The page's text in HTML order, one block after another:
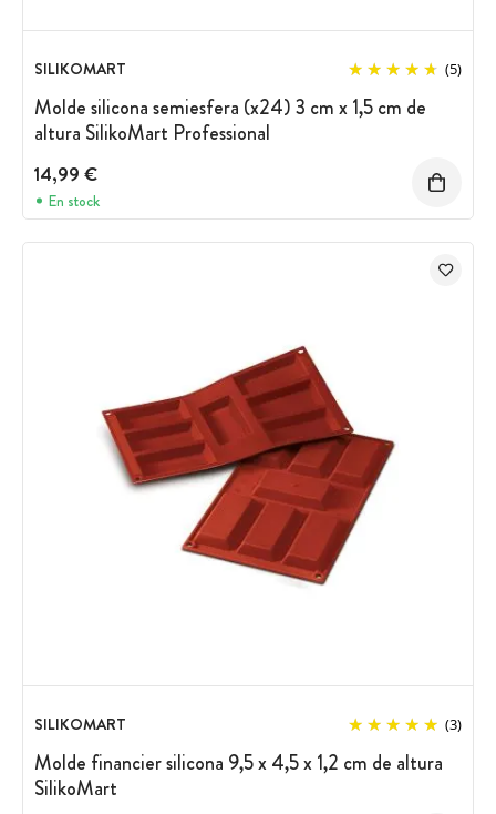
SILIKOMART (5)
Molde silicona semiesfera (x24) 3 cm x 1,5 cm de
altura SilikoMart Professional
14,99 €
En stock
SILIKOMART (3)
Molde financier silicona 9,5 x 4,5 x 1,2 cm de altura
SilikoMart